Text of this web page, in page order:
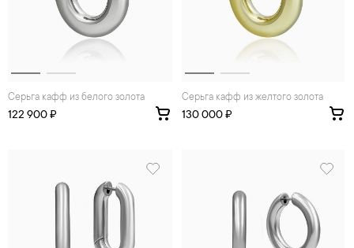
Серьга кафф из белого золота
122 900 ₽
Серьга кафф из желтого золота
130 000 ₽